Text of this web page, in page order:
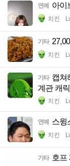
연예 아이
치킨
기타
치킨
기타 캡쳐
계관 캐
치킨
연예 스윙
치킨
기타 호프